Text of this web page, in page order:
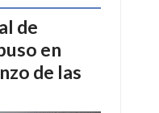
de
en
de las